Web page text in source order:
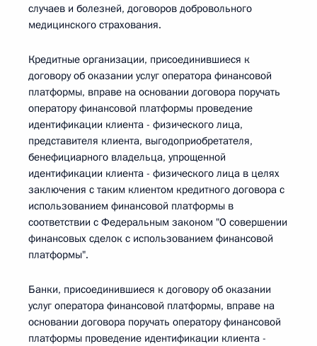
случаев и болезней, договоров добровольного
медицинского страхования.
Кредитные организации, присоединившиеся к
договору об оказании услуг оператора финансовой
платформы, вправе на основании договора поручать
оператору финансовой платформы проведение
идентификации клиента - физического лица,
представителя клиента, выгодоприобретателя,
бенефициарного владельца, упрощенной
идентификации клиента - физического лица в целях
заключения с таким клиентом кредитного договора с
использованием финансовой платформы в
соответствии с Федеральным законом "О совершении
финансовых сделок с использованием финансовой
платформы".
Банки, присоединившиеся к договору об оказании
услуг оператора финансовой платформы, вправе на
основании договора поручать оператору финансовой
платформы проведение идентификации клиента -